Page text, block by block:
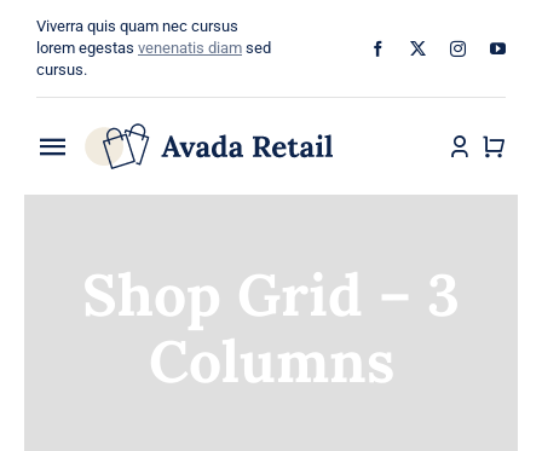
content
Viverra quis quam nec cursus
lorem egestas venenatis diam sed
cursus.
Toggle
Navigation
Shop Grid – 3
Columns